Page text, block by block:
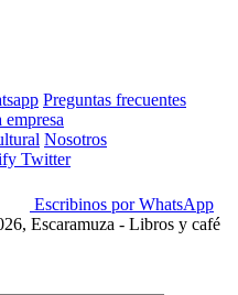
Preguntas frecuentes
empresa
Nosotros
Twitter
Escribinos por WhatsApp
Escaramuza - Libros y café